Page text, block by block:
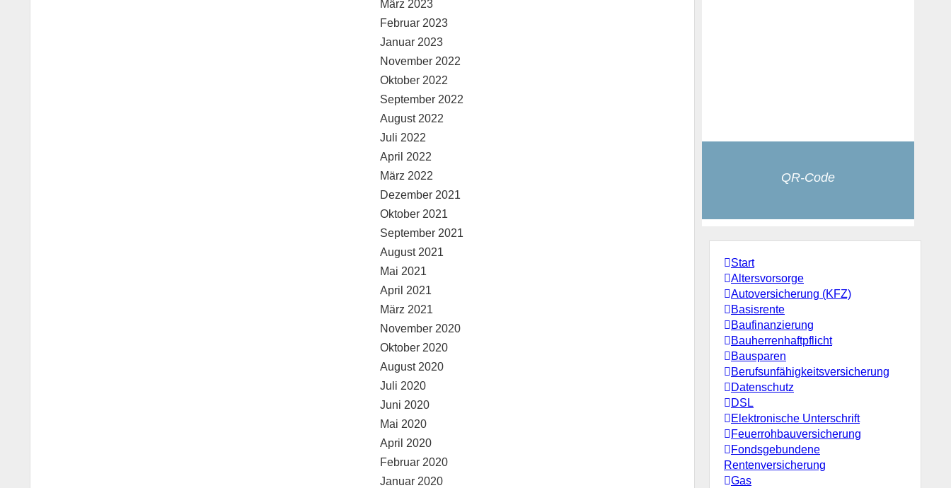
QR-Code
Start
Altersvorsorge
Autoversicherung (KFZ)
Basisrente
Baufinanzierung
Bauherrenhaftpflicht
Bausparen
Berufs­unfähigkeitsversicherung
Datenschutz
DSL
Elektronische Unterschrift
Feuerrohbauversicherung
Fondsgebundene
Rentenversicherung
Gas
März 2023
Februar 2023
Januar 2023
November 2022
Oktober 2022
September 2022
August 2022
Juli 2022
April 2022
März 2022
Dezember 2021
Oktober 2021
September 2021
August 2021
Mai 2021
April 2021
März 2021
November 2020
Oktober 2020
August 2020
Juli 2020
Juni 2020
Mai 2020
April 2020
Februar 2020
Januar 2020